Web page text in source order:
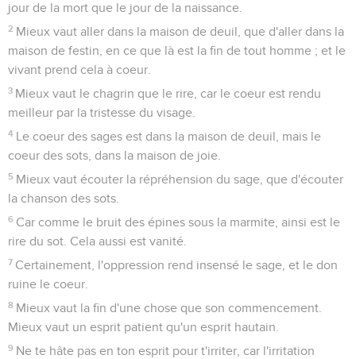
jour de la mort que le jour de la naissance.
2 Mieux vaut aller dans la maison de deuil, que d'aller dans la
maison de festin, en ce que là est la fin de tout homme ; et le
vivant prend cela à coeur.
3 Mieux vaut le chagrin que le rire, car le coeur est rendu
meilleur par la tristesse du visage.
4 Le coeur des sages est dans la maison de deuil, mais le
coeur des sots, dans la maison de joie.
5 Mieux vaut écouter la répréhension du sage, que d'écouter
la chanson des sots.
6 Car comme le bruit des épines sous la marmite, ainsi est le
rire du sot. Cela aussi est vanité.
7 Certainement, l'oppression rend insensé le sage, et le don
ruine le coeur.
8 Mieux vaut la fin d'une chose que son commencement.
Mieux vaut un esprit patient qu'un esprit hautain.
9 Ne te hâte pas en ton esprit pour t'irriter, car l'irritation